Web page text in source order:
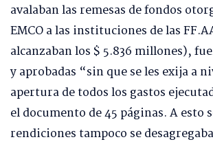
avalaban las remesas de fondos
EMCO a las instituciones de las
alcanzaban los $ 5.836 millones),
y aprobadas “sin que se les exija a
apertura de todos los gastos
el documento de 45 páginas. A esto
rendiciones tampoco se